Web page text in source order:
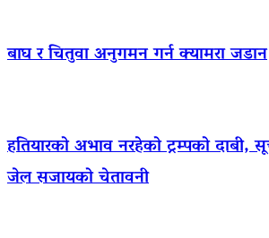
बाघ र चितुवा अनुगमन गर्न क्यामरा जडान
हतियारको अभाव नरहेको ट्रम्पको दाबी,
जेल सजायको चेतावनी